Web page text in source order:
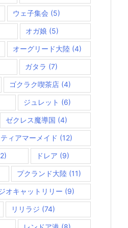
ウェ子集会 (5)
オガ娘 (5)
オーグリード大陸 (4)
ガタラ (7)
ゴクラク喫茶店 (4)
ジュレット (6)
ゼクレス魔導国 (4)
ティアマーメイド (12)
ドレア (9)
プクランド大陸 (11)
オキャットリリー (9)
リリラジ (74)